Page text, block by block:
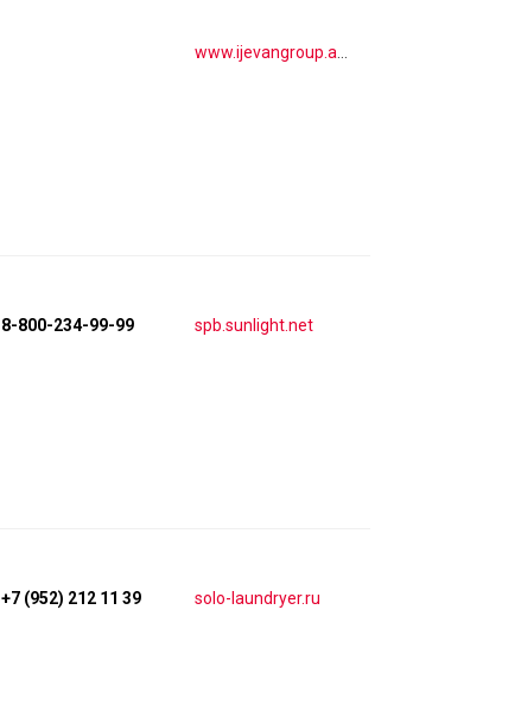
www.ijevangroup.am
8-800-234-99-99 spb.sunlight.net
+7 (952) 212 11 39 solo-laundryer.ru